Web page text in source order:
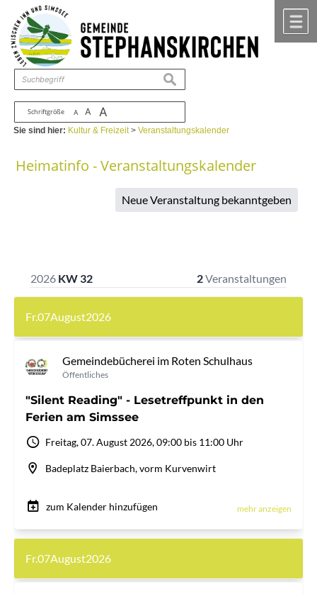
Zum Inhalt ,zur Navigation
Schriftgröße A A A
suchen
Sie sind hier: Kultur & Freizeit>Veranstaltungskalender
Heimatinfo - Veranstaltungskalender